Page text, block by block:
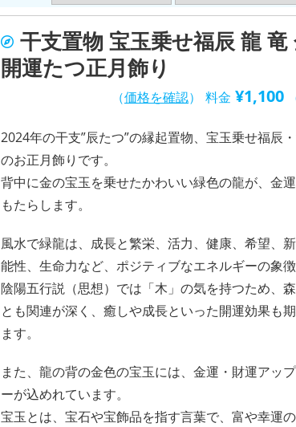
干支置物 宝玉乗せ福辰 龍 竜
開運たつ正月飾り
（価格を確認） 料金 ¥1,100
2024年の干支”辰たつ”の縁起置物、宝玉乗せ福辰
のお正月飾りです。
背中に金の宝玉を乗せたかわいい緑色の龍が、金
もたらします。
風水で緑龍は、成長と繁栄、活力、健康、希望、
能性、生命力など、ポジティブなエネルギーの象徴
陰陽五行説（思想）では「木」の気を持つため、
とも関連が深く、癒しや成長といった開運効果も
ます。
また、龍の背の金色の宝玉には、金運・財運アッ
ーが込めれています。
宝玉とは、宝石や宝飾品を指す言葉で、富や幸運